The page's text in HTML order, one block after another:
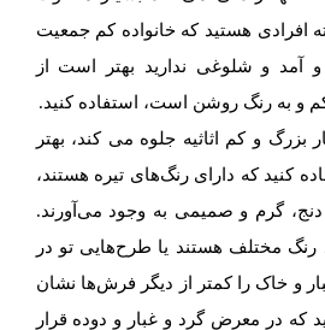
افرادی هستید که خانواده کم جمعیت
آمد و شلوغی ندارید بهتر است از
و به رنگ روشن است، استفاده کنید.
بزرگ و کم اثاثیه جلوه می‌ کند، بهتر
کنید که دارای رنگ‌های تیره هستند،
گرم و صمیمی به وجود می‌آورند.
مختلف هستند یا طرح‌هایی تو در
و خاک را کمتر از دیگر فرش‌ها نشان
که در معرض گرد و غبار و دوده قرار